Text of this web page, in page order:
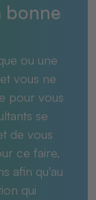
bonne
ou une
vous ne
pour vous
se
de vous
ce faire,
afin qu'au
qui